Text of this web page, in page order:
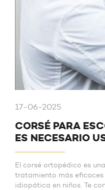
17-06-2025
CORSÉ PARA
ES NECESARIO
El corsé ortopédico es
tratamiento más eficaces
idiopática en niños. Te